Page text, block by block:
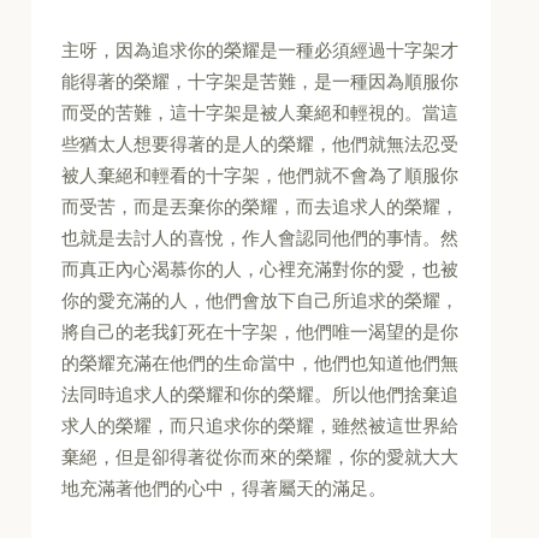
主呀，因為追求你的榮耀是一種必須經過十字架才
能得著的榮耀，十字架是苦難，是一種因為順服你
而受的苦難，這十字架是被人棄絕和輕視的。當這
些猶太人想要得著的是人的榮耀，他們就無法忍受
被人棄絕和輕看的十字架，他們就不會為了順服你
而受苦，而是丟棄你的榮耀，而去追求人的榮耀，
也就是去討人的喜悅，作人會認同他們的事情。然
而真正內心渴慕你的人，心裡充滿對你的愛，也被
你的愛充滿的人，他們會放下自己所追求的榮耀，
將自己的老我釘死在十字架，他們唯一渴望的是你
的榮耀充滿在他們的生命當中，他們也知道他們無
法同時追求人的榮耀和你的榮耀。所以他們捨棄追
求人的榮耀，而只追求你的榮耀，雖然被這世界給
棄絕，但是卻得著從你而來的榮耀，你的愛就大大
地充滿著他們的心中，得著屬天的滿足。